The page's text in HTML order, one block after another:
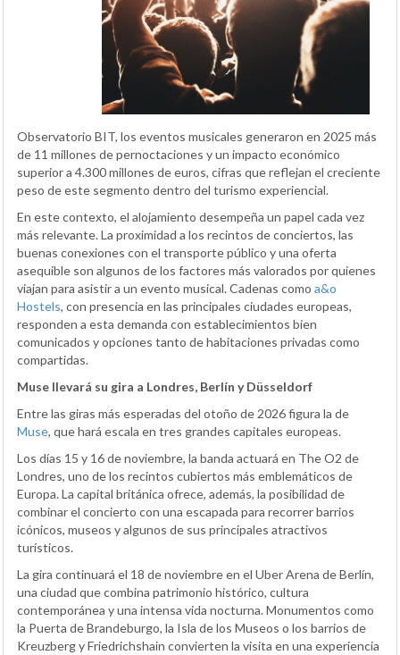
Observatorio BIT, los eventos musicales generaron en 2025 más
de 11 millones de pernoctaciones y un impacto económico
superior a 4.300 millones de euros, cifras que reflejan el creciente
peso de este segmento dentro del turismo experiencial.
En este contexto, el alojamiento desempeña un papel cada vez
más relevante. La proximidad a los recintos de conciertos, las
buenas conexiones con el transporte público y una oferta
asequible son algunos de los factores más valorados por quienes
viajan para asistir a un evento musical. Cadenas como a&o
Hostels, con presencia en las principales ciudades europeas,
responden a esta demanda con establecimientos bien
comunicados y opciones tanto de habitaciones privadas como
compartidas.
Muse llevará su gira a Londres, Berlín y Düsseldorf
Entre las giras más esperadas del otoño de 2026 figura la de
Muse, que hará escala en tres grandes capitales europeas.
Los días 15 y 16 de noviembre, la banda actuará en The O2 de
Londres, uno de los recintos cubiertos más emblemáticos de
Europa. La capital británica ofrece, además, la posibilidad de
combinar el concierto con una escapada para recorrer barrios
icónicos, museos y algunos de sus principales atractivos
turísticos.
La gira continuará el 18 de noviembre en el Uber Arena de Berlín,
una ciudad que combina patrimonio histórico, cultura
contemporánea y una intensa vida nocturna. Monumentos como
la Puerta de Brandeburgo, la Isla de los Museos o los barrios de
Kreuzberg y Friedrichshain convierten la visita en una experiencia